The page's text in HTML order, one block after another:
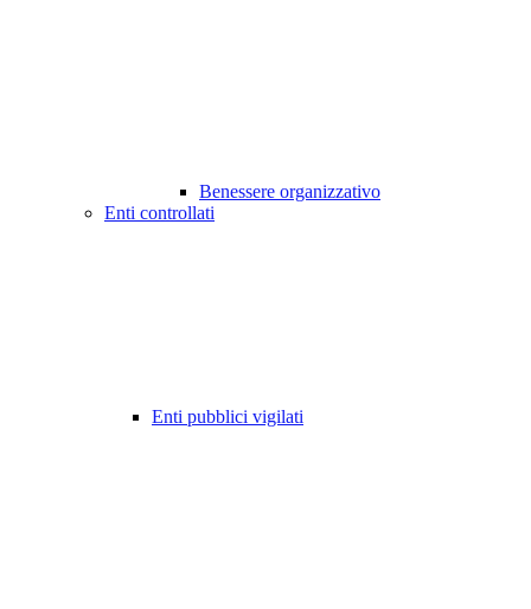
Benessere organizzativo
Enti controllati
Enti pubblici vigilati